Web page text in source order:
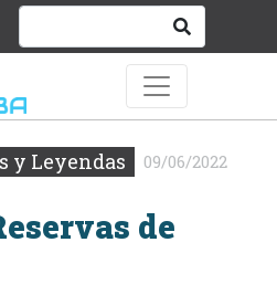
y Leyendas 09/06/2022
de